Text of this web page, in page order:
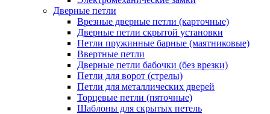
Дверные петли
Врезные дверные петли (карточные)
Дверные петли скрытой установки
Петли пружинные барные (маятниковые)
Ввертные петли
Дверные петли бабочки (без врезки)
Петли для ворот (стрелы)
Петли для металлических дверей
Торцевые петли (пяточные)
Шаблоны для скрытых петель